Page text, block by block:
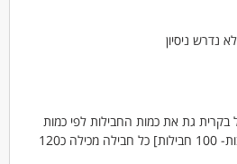
לא נדרש ניסיון
גת את כמות החבילות לפי כמות
הכתובות שלקחת [100 כתובות- 100 חבילות] כל חבילה מכילה כ120